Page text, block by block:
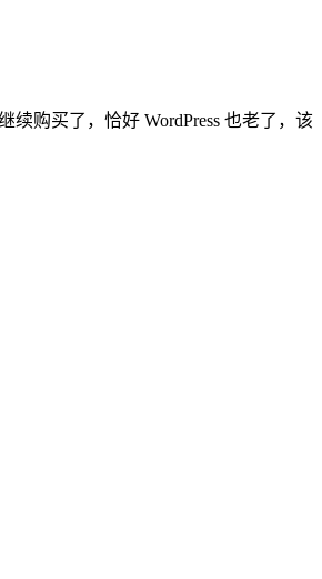
购买了，恰好 WordPress 也老了，该